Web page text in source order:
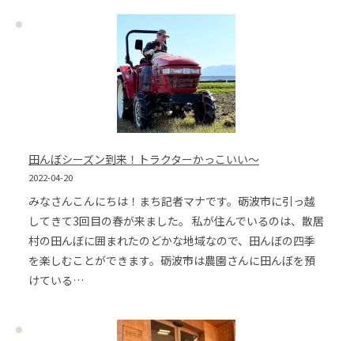
田んぼシーズン到来！トラクターかっこいい～
2022-04-20
みなさんこんにちは！まち記者マナです。砺波市に引っ越
してきて3回目の春が来ました。 私が住んでいるのは、散居
村の田んぼに囲まれたのどかな地域なので、田んぼの四季
を楽しむことができます。砺波市は農園さんに田んぼを預
けている…